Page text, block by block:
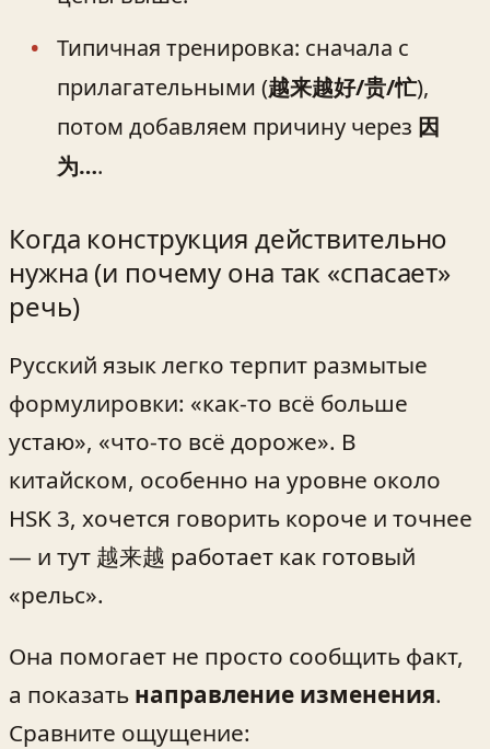
Типичная тренировка: сначала с
прилагательными (越来越好/贵/忙),
потом добавляем причину через 因
为….
Когда конструкция действительно
нужна (и почему она так «спасает»
речь)
Русский язык легко терпит размытые
формулировки: «как-то всё больше
устаю», «что-то всё дороже». В
китайском, особенно на уровне около
HSK 3, хочется говорить короче и точнее
— и тут 越来越 работает как готовый
«рельс».
Она помогает не просто сообщить факт,
а показать направление изменения.
Сравните ощущение: